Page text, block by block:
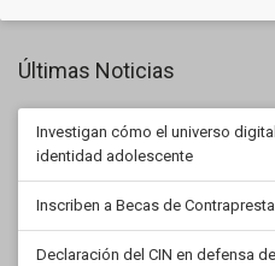
Últimas Noticias
Investigan cómo el universo
identidad adolescente
Inscriben a Becas de
Declaración del CIN en defensa